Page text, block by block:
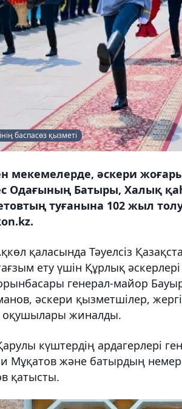
баспасөз қызметі
мекемелерде, әскери
Одағының Батыры, Халық
туғанына 102 жыл
қаласында Тәуелсіз
ету үшін Құрлық
генерал-майор
әскери қызметшілер,
оқушылары жиналды.
күштердің ардагерлері
Мұқатов және батырдың
қатысты.